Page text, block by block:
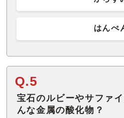
はんぺ
Q.5
宝石のルビーやサファ
んな金属の酸化物？